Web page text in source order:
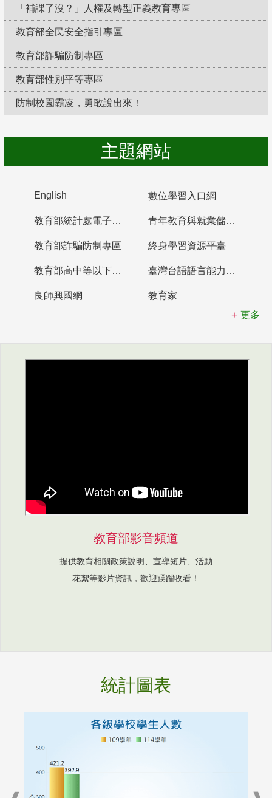
「補課了沒？」人權及轉型正義教育專區
教育部全民安全指引專區
教育部詐騙防制專區
教育部性別平等專區
防制校園霸凌，勇敢說出來！
主題網站
English 數位學習入口網
教育部統計處電子書櫃 青年教育與就業儲蓄帳戶
教育部詐騙防制專區 終身學習資源平臺
教育部高中等以下學校及幼兒園教師資格檢定考試 臺灣台語語言能力認證網站
良師興國網
教育家
更多
教育部影音頻道
提供教育相關政策說明、宣導短片、活動
花絮等影片資訊，歡迎踴躍收看！
統計圖表